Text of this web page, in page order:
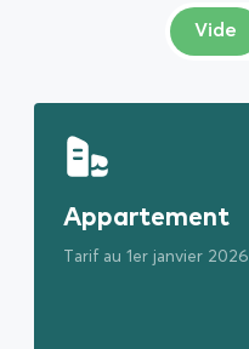
Vide
Appartement
Tarif au 1er janvier 2026